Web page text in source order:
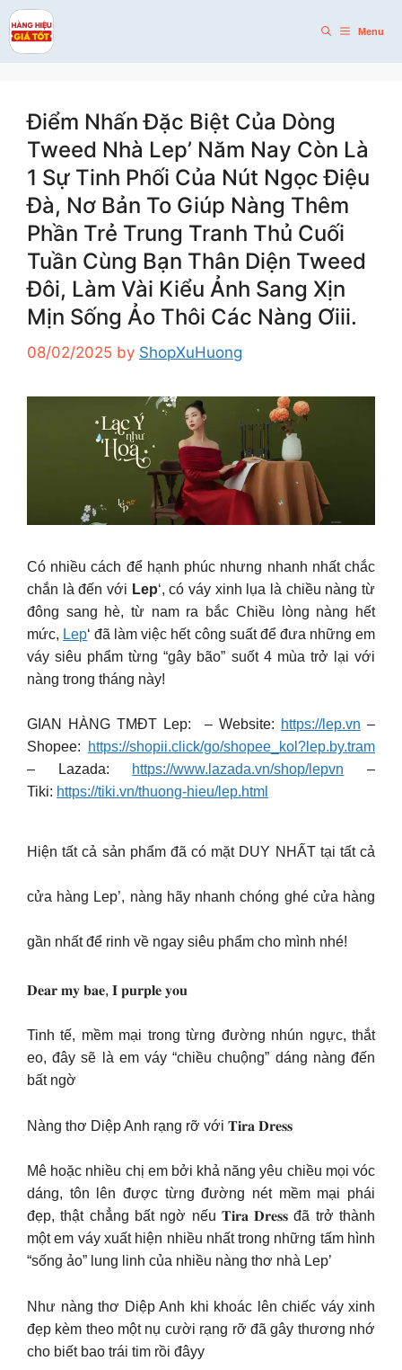
Skip
to
content
Menu
Điểm Nhấn Đặc Biệt Của Dòng
Tweed Nhà Lep’ Năm Nay Còn Là
1 Sự Tinh Phối Của Nút Ngọc Điệu
Đà, Nơ Bản To Giúp Nàng Thêm
Phần Trẻ Trung Tranh Thủ Cuối
Tuần Cùng Bạn Thân Diện Tweed
Đôi, Làm Vài Kiểu Ảnh Sang Xịn
Mịn Sống Ảo Thôi Các Nàng Ơiii.
08/02/2025 by ShopXuHuong
Có nhiều cách để hạnh phúc nhưng nhanh nhất chắc
chắn là đến với Lep‘, có váy xinh lụa là chiều nàng từ
đông sang hè, từ nam ra bắc Chiều lòng nàng hết
mức, Lep‘ đã làm việc hết công suất để đưa những em
váy siêu phẩm từng “gây bão” suốt 4 mùa trở lại với
nàng trong tháng này!
GIAN HÀNG TMĐT Lep: – Website: https://lep.vn –
Shopee:
https://shopii.click/go/shopee_kol?lep.by.tram
– Lazada: https://www.lazada.vn/shop/lepvn –
Tiki: https://tiki.vn/thuong-hieu/lep.html
Hiện tất cả sản phẩm đã có mặt DUY NHẤT tại tất cả
cửa hàng Lep’, nàng hãy nhanh chóng ghé cửa hàng
gần nhất để rinh về ngay siêu phẩm cho mình nhé!
𝐃𝐞𝐚𝐫 𝐦𝐲 𝐛𝐚𝐞, 𝐈 𝐩𝐮𝐫𝐩𝐥𝐞 𝐲𝐨𝐮
Tinh tế, mềm mại trong từng đường nhún ngực, thắt
eo, đây sẽ là em váy “chiều chuộng” dáng nàng đến
bất ngờ
Nàng thơ Diệp Anh rạng rỡ với 𝐓𝐢𝐫𝐚 𝐃𝐫𝐞𝐬𝐬
Mê hoặc nhiều chị em bởi khả năng yêu chiều mọi vóc
dáng, tôn lên được từng đường nét mềm mại phái
đẹp, thật chẳng bất ngờ nếu 𝐓𝐢𝐫𝐚 𝐃𝐫𝐞𝐬𝐬 đã trở thành
một em váy xuất hiện nhiều nhất trong những tấm hình
“sống ảo” lung linh của nhiều nàng thơ nhà Lep’
Như nàng thơ Diệp Anh khi khoác lên chiếc váy xinh
đẹp kèm theo một nụ cười rạng rỡ đã gây thương nhớ
cho biết bao trái tim rồi đâyy